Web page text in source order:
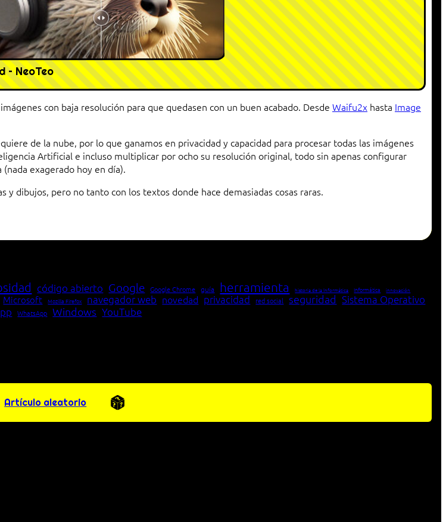
– NeoTeo
con baja resolución para que quedasen con un buen acabado. Desde Waifu2x hasta Image
de la nube, por lo que ganamos en privacidad y capacidad para procesar todas las imágenes
Artificial e incluso multiplicar por ocho su resolución original, todo sin apenas configurar
exagerado hoy en día).
dibujos, pero no tanto con los textos donde hace demasiadas cosas raras.
código abierto Google Google Chrome guía herramienta historia de la Informática Informática innovación
Microsoft Mozilla Firefox navegador web novedad privacidad red social seguridad Sistema Operativo
WhatsApp Windows YouTube
Artículo aleatorio